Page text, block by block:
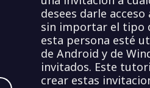
desees darle
sin importar el tipo
esta persona esté
de Android y de
invitados. Este
crear estas